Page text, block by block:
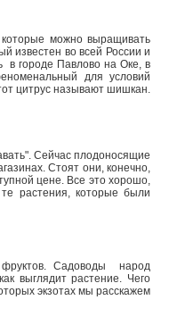
которые можно выращивать
известен во всей России и
в городе Павлово на Оке, в
для условий
цитрус называют шишкан.
Сейчас плодоносящие
Стоят они, конечно,
цене. Все это хорошо,
растения, которые были
фруктов. Садоводы ­ народ
выглядит растение. Чего
экзотах мы расскажем